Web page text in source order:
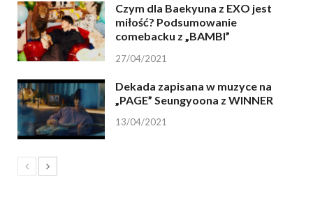
Czym dla Baekyuna z EXO jest
miłość? Podsumowanie
comebacku z „BAMBI”
27/04/2021
Dekada zapisana w muzyce na
„PAGE” Seungyoona z WINNER
13/04/2021